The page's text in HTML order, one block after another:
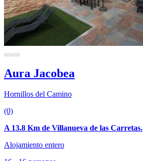
Aura Jacobea
Hornillos del Camino
(0)
A 13.8 Km de Villanueva de las Carretas.
Alojamiento entero